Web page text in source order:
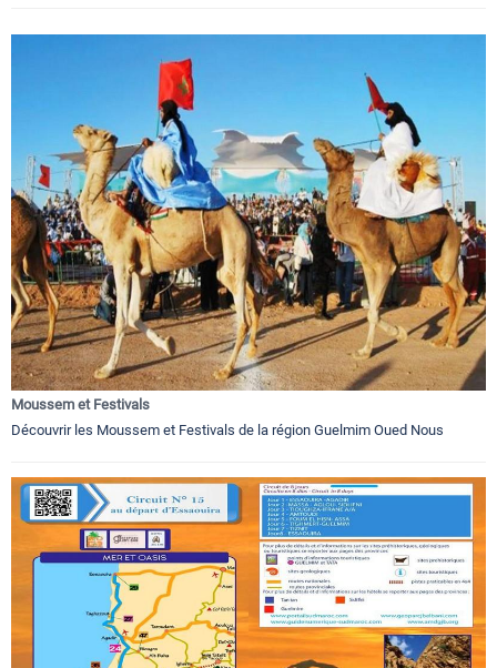
Moussem et Festivals
Découvrir les Moussem et Festivals de la région Guelmim Oued Nous